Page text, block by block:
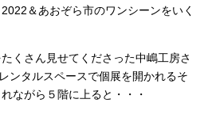
＆あおぞら市のワンシーンをいく
くさん見せてくださった中嶋工房さ
ンタルスペースで個展を開かれるそ
ながら５階に上ると・・・